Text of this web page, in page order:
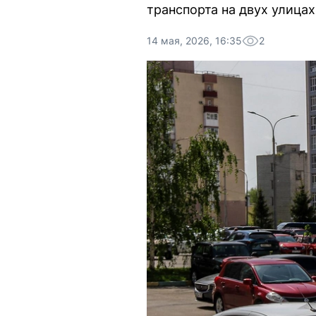
транспорта на двух
14 мая, 2026, 16:35 2